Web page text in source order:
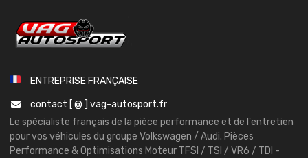
ENTREPRISE FRANÇAISE
contact [ @ ] vag-autosport.fr
Le spécialiste français de la pièce performance et de l'entretien
pour vos véhicules du groupe Volkswagen / Audi. Pièces
Performance & Optimisations Moteur TFSI / TSI / VR6 / TDI -